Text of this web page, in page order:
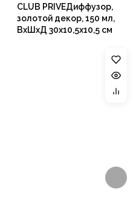
CLUB PRIVEДиффузор,
золотой декор, 150 мл,
ВхШхД 30х10,5х10,5 см